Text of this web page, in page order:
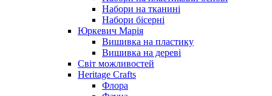
Набори на тканині
Набори бісерні
Юркевич Марія
Вишивка на пластику
Вишивка на дереві
Світ можливостей
Heritage Crafts
Флора